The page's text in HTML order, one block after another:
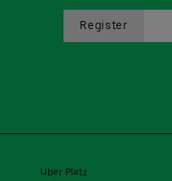
Uber Platz